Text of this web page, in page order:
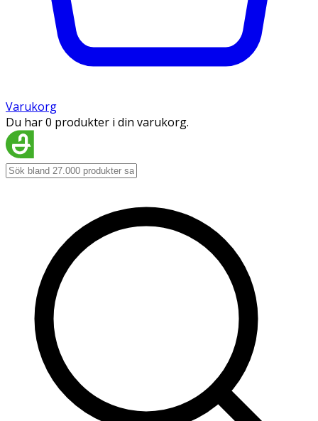
Varukorg
Du har 0 produkter i din varukorg.